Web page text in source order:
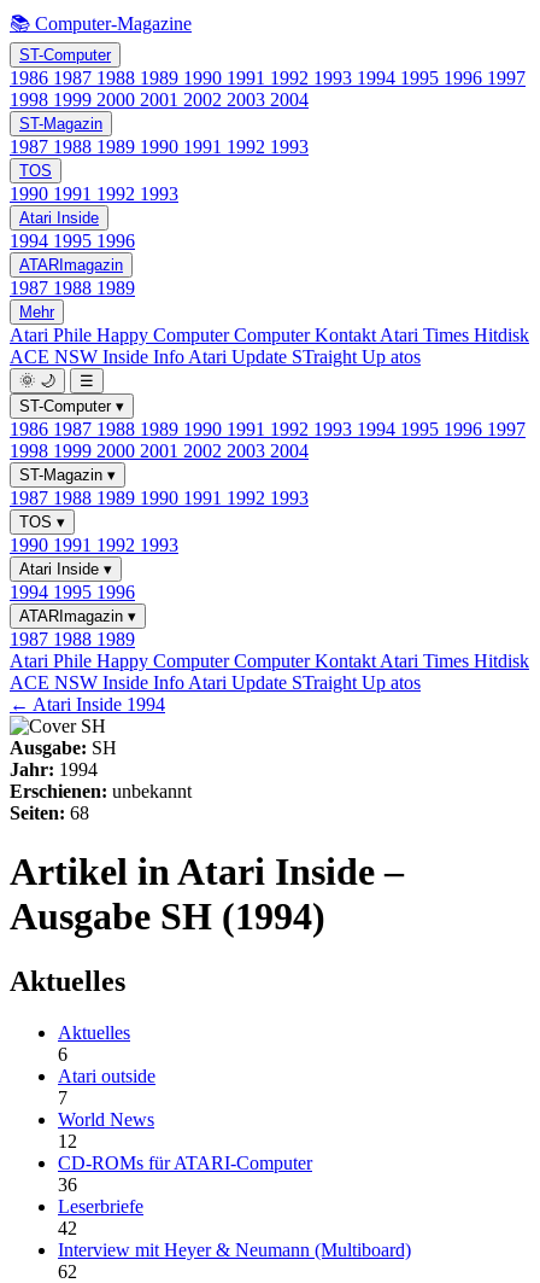
📚 Computer-Magazine
ST-Computer
1986 1987 1988 1989 1990 1991 1992 1993 1994 1995 1996 1997
1998 1999 2000 2001 2002 2003 2004
ST-Magazin
1987 1988 1989 1990 1991 1992 1993
TOS
1990 1991 1992 1993
Atari Inside
1994 1995 1996
ATARImagazin
1987 1988 1989
Mehr
Atari Phile Happy ComputerComputer Kontakt Atari Times Hitdisk
ACE NSW Inside Info Atari Update STraight Up atos
🌞 🌙
☰
ST-Computer ▾
1986 1987 1988 1989 1990 1991 1992 1993 1994 1995 1996 1997
1998 1999 2000 2001 2002 2003 2004
ST-Magazin ▾
1987 1988 1989 1990 1991 1992 1993
TOS ▾
1990 1991 1992 1993
Atari Inside ▾
1994 1995 1996
ATARImagazin ▾
1987 1988 1989
Atari Phile Happy ComputerComputer Kontakt Atari Times Hitdisk
ACE NSW Inside Info Atari Update STraight Up atos
← Atari Inside 1994
Ausgabe: SH
Jahr: 1994
Erschienen: unbekannt
Seiten: 68
Artikel in Atari Inside –
Ausgabe SH (1994)
Aktuelles
Aktuelles
6
Atari outside
7
World News
12
CD-ROMs für ATARI-Computer
36
Leserbriefe
42
Interview mit Heyer & Neumann (Multiboard)
62